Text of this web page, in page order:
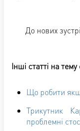
До нових
Інші статті на тему
Що робити
Трикутник
проблемні